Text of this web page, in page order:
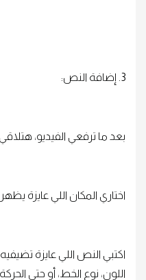
3. إضافة النص:
بعد ما ترفعي الفيديو،
اختاري المكان اللي عايزة
اكتبي النص اللي عايزة
اللون، نوع الخط، أو حتى